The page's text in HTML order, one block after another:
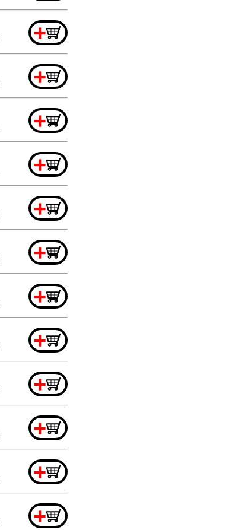
+
+
+
+
+
+
+
+
+
+
+
+